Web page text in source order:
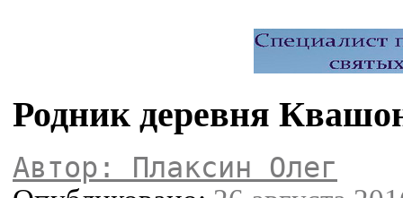
Родник деревня
Автор: Плаксин Олег